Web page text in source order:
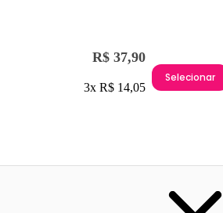
R$ 37,90
3x R$ 14,05
Selecionar